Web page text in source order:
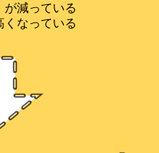
が減っている
くなっている